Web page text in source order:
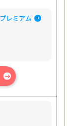
レミアム